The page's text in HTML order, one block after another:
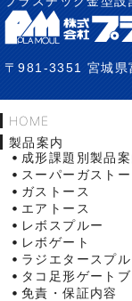
〒981-3351 宮城県
HOME
製品案内
成形課題別製品案
スーパーガストー
ガストース
エアトース
レボスプルー
レボゲート
ラジエタースプル
タコ足形ゲートブ
免責・保証内容